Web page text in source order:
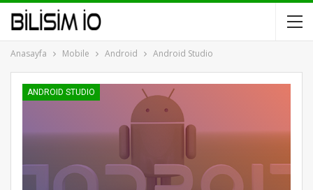
Anasayfa Mobile Android Android Studio
ANDROID STUDIO